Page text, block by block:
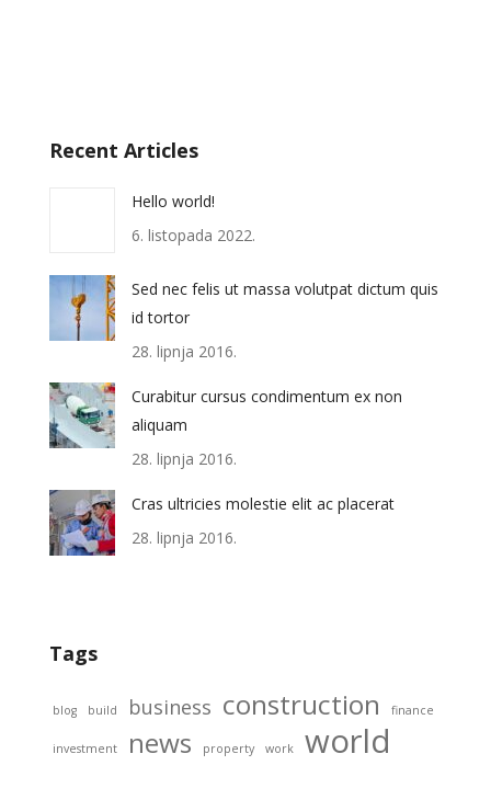
Recent Articles
Hello world!
6. listopada 2022.
Sed nec felis ut massa volutpat dictum quis
id tortor
28. lipnja 2016.
Curabitur cursus condimentum ex non
aliquam
28. lipnja 2016.
Cras ultricies molestie elit ac placerat
28. lipnja 2016.
Tags
blog build business construction finance
investment news property work world